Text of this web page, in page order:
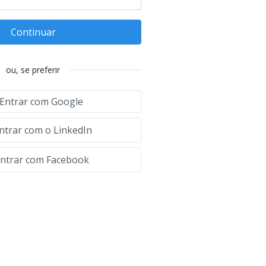
Continuar
ou, se preferir
com Google
com o LinkedIn
com Facebook